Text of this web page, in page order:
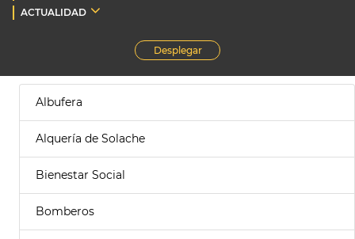
ACTUALIDAD
Desplegar
Albufera
Alquería de Solache
Bienestar Social
Bomberos